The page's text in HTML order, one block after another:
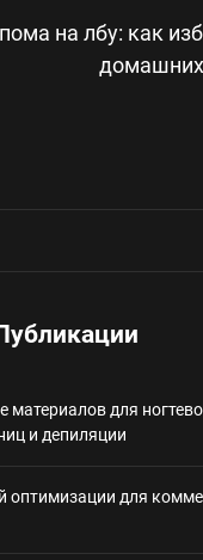
на лбу: как
материалов для
и депиляции
оптимизации для